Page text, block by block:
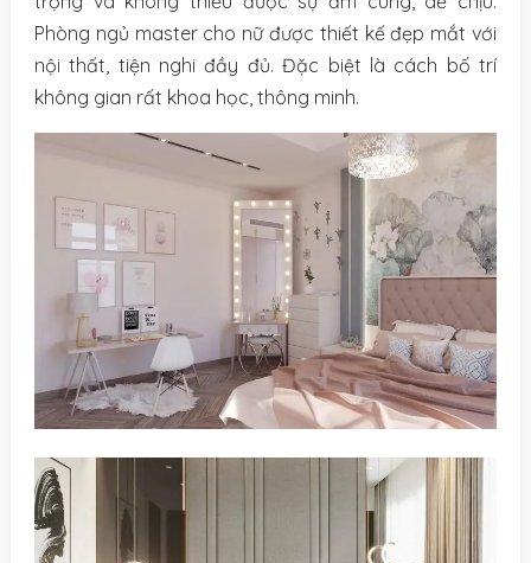
Phòng ngủ master cho nữ được thiết kế đẹp mắt với
nội thất, tiện nghi đầy đủ. Đặc biệt là cách bố trí
không gian rất khoa học, thông minh.